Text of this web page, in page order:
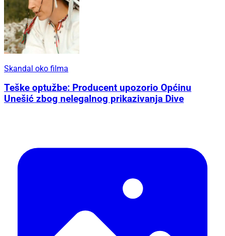
Skandal oko filma
Teške optužbe: Producent upozorio Općinu
Unešić zbog nelegalnog prikazivanja Dive